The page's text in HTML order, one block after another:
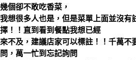
幾個卻不敢吃香菜，
我想很多人也是，但是菜單上面並沒有
擇！！直到看到餐點我想已經
來不及，建議店家可以標註！！千萬不
問，萬一忙到忘記詢問